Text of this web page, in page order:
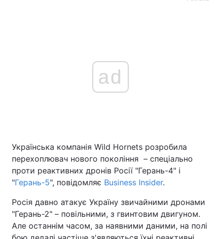
ad
Українська компанія Wild Hornets розробила
перехоплювач нового покоління – спеціально
проти реактивних дронів Росії "Герань-4" і
"Герань-5", повідомляє Business Insider.
Росія давно атакує Україну звичайними дронами
"Герань-2" – повільними, з гвинтовим двигуном.
Але останнім часом, за наявними даними, на полі